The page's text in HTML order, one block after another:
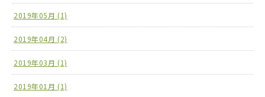
2019年05月 (1)
2019年04月 (2)
2019年03月 (1)
2019年01月 (1)